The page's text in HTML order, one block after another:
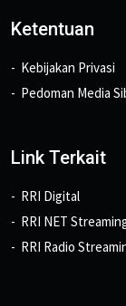
Ketentuan
Kebijakan Privasi
Pedoman Media
Link Terkait
RRI Digital
RRI NET
RRI Radio